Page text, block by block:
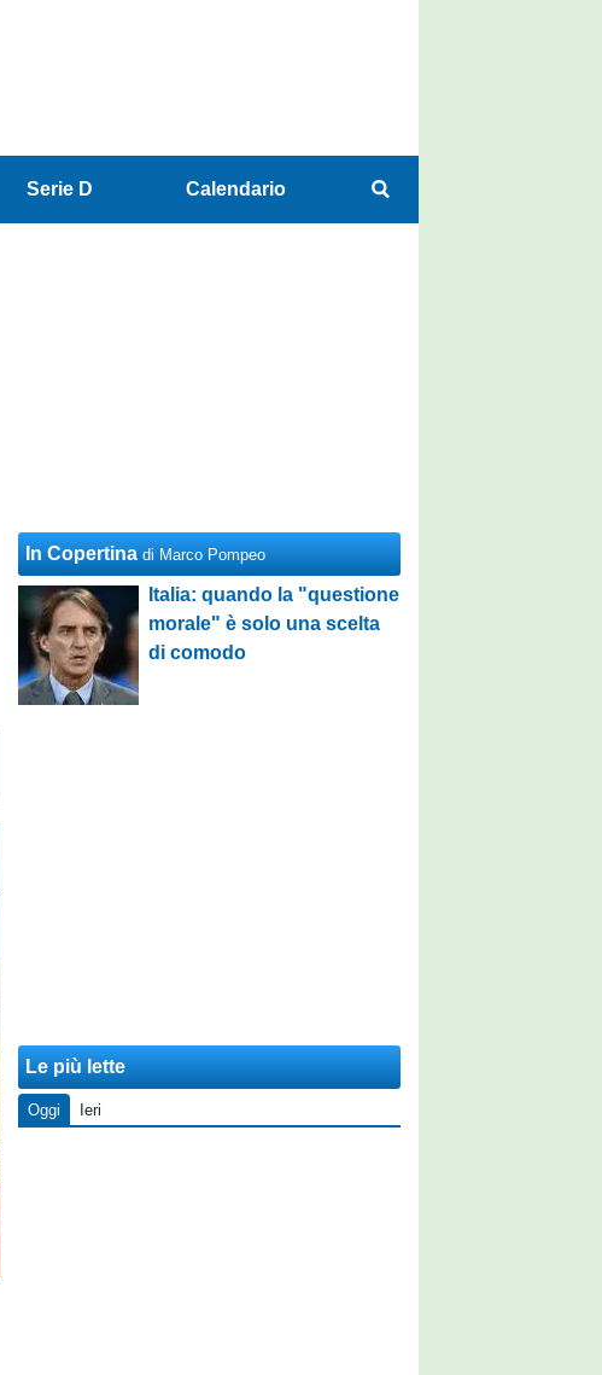
Serie D Calendario
In Copertina di Marco Pompeo
Italia: quando la "questione
morale" è solo una scelta
di comodo
Le più lette
Oggi Ieri